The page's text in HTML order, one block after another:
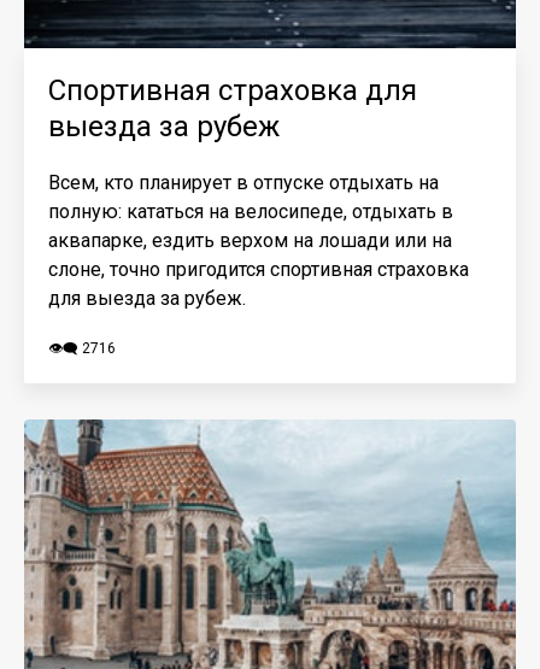
Спортивная страховка для
выезда за рубеж
Всем, кто планирует в отпуске отдыхать на
полную: кататься на велосипеде, отдыхать в
аквапарке, ездить верхом на лошади или на
слоне, точно пригодится спортивная страховка
для выезда за рубеж.
👁️‍🗨️ 2716